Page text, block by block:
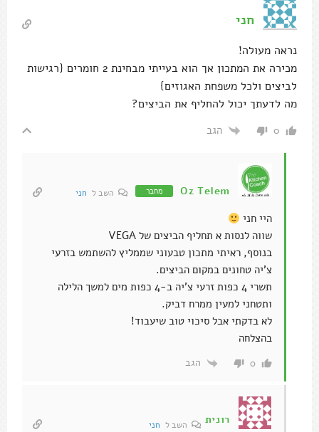
חני
נראה מעולה!
מכירה את המתכון אך הוא בעייתי מבחינת 2 חומרים {רגישות
לביצים ולכל משפחת האגוזים}
מה לדעתך יכול להחליף את הביצים?
0 הגב
Oz Telem מחבר השב ל חני
היי חני
שווה לנסות א תחליף הביצים של VEGA
בנוסף, ראיתי מתכון טבעוני שממליץ להשתמש בזרעי
צ'יה טחונים במקום הביצים.
תשרי 4 כפות זרעי צ'יה ב-4 כפות מים למשך הלילה
ותטחני למעין ממרח דביק.
לא בדקתי אבל סיכוי טוב שיעבוד!
בהצלחה
0 הגב
רונית השב ל חני